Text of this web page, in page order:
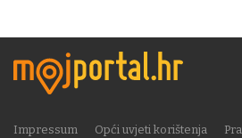
Impressum Opći uvjeti korištenja